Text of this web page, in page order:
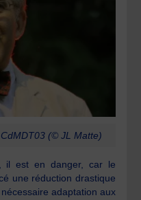
(© JL Matte)
il est en danger, car le
une réduction drastique
adaptation aux